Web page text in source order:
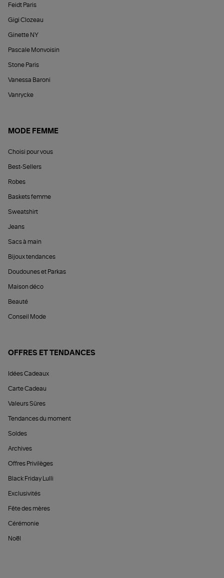
Feidt Paris
Gigi Clozeau
Ginette NY
Pascale Monvoisin
Stone Paris
Vanessa Baroni
Vanrycke
MODE FEMME
Choisi pour vous
Best-Sellers
Robes
Baskets femme
Sweatshirt
Jeans
Sacs à main
Bijoux tendances
Doudounes et Parkas
Maison déco
Beauté
Conseil Mode
OFFRES ET TENDANCES
Idées Cadeaux
Carte Cadeau
Valeurs Sûres
Tendances du moment
Soldes
Archives
Offres Privilèges
Black Friday Lulli
Exclusivités
Fête des mères
Cérémonie
Noël